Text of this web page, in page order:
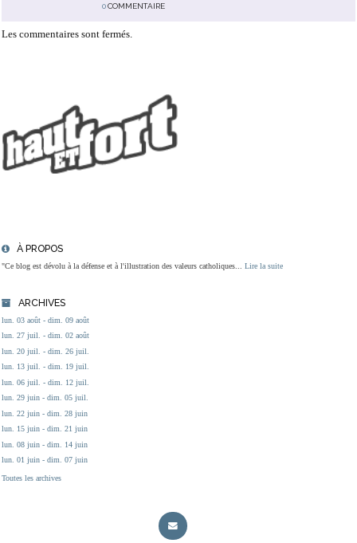
À PROPOS
"Ce blog est dévolu à la défense et à l'illustration des valeurs catholiques... Lire la suite
ARCHIVES
lun. 03 août - dim. 09 août
lun. 27 juil. - dim. 02 août
lun. 20 juil. - dim. 26 juil.
lun. 13 juil. - dim. 19 juil.
lun. 06 juil. - dim. 12 juil.
lun. 29 juin - dim. 05 juil.
lun. 22 juin - dim. 28 juin
lun. 15 juin - dim. 21 juin
lun. 08 juin - dim. 14 juin
lun. 01 juin - dim. 07 juin
Toutes les archives
0 COMMENTAIRE
Les commentaires sont fermés.